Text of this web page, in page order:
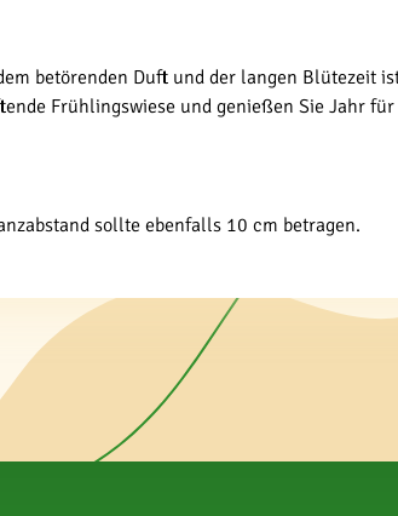
betörenden Duft und der langen Blütezeit
Frühlingswiese und genießen Sie Jahr
sollte ebenfalls 10 cm betragen.